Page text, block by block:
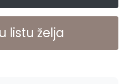
listu želja